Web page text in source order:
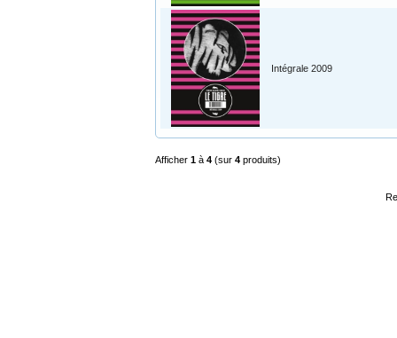
Intégrale 2009
Afficher 1 à 4 (sur 4 produits)